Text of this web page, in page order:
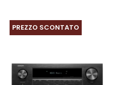
PREZZO SCONTATO